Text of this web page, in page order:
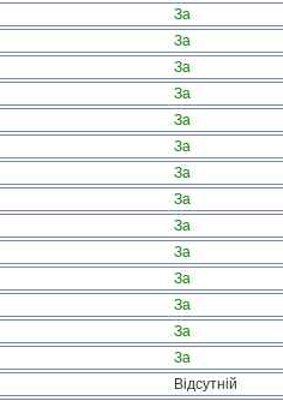
За
За
За
За
За
За
За
За
За
За
За
За
За
За
Відсутній